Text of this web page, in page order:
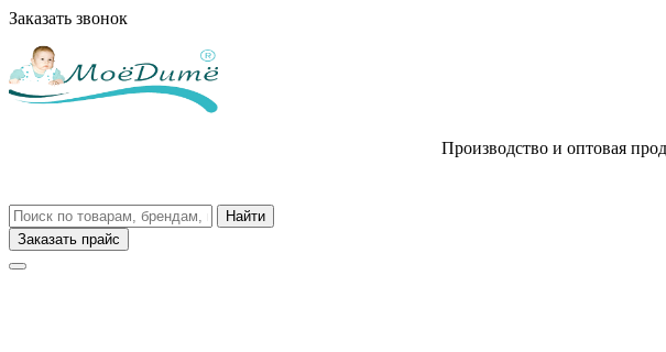
Заказать звонок
Производство и оптовая
Заказать прайс